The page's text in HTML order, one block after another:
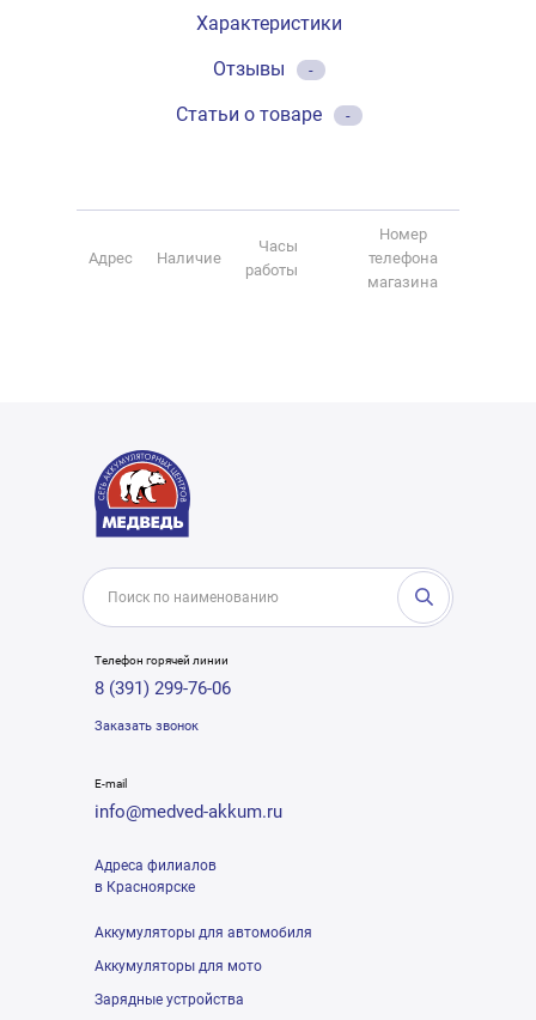
Характеристики
Отзывы
-
Статьи о товаре -
Адрес Наличие
Часы
работы
Номер
телефона
магазина
Телефон горячей линии
8 (391) 299-76-06
Заказать звонок
E-mail
info@medved-akkum.ru
Адреса филиалов
в Красноярске
Аккумуляторы для автомобиля
Аккумуляторы для мото
Зарядные устройства